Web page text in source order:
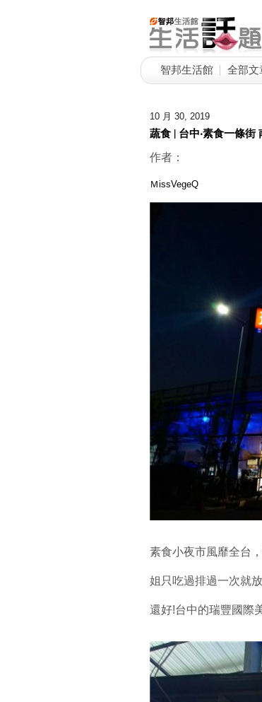
智邦生活館 全部文
10 月 30, 2019
蔬食 | 台中‧素食一條
作者：
ＭissVegeQ
素食小夜市風靡全台
姐只吃過排過一次就
還好!台中的瑞豐國際